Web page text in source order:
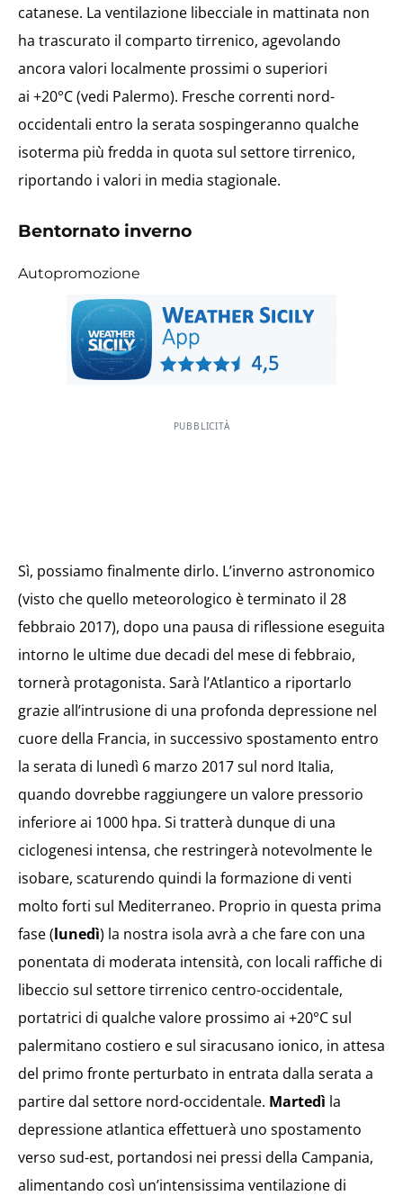
catanese. La ventilazione libecciale in mattinata non
ha trascurato il comparto tirrenico, agevolando
ancora valori localmente prossimi o superiori
ai +20°C (vedi Palermo). Fresche correnti nord-
occidentali entro la serata sospingeranno qualche
isoterma più fredda in quota sul settore tirrenico,
riportando i valori in media stagionale.
Bentornato inverno
Autopromozione
PUBBLICITÀ
Sì, possiamo finalmente dirlo. L’inverno astronomico
(visto che quello meteorologico è terminato il 28
febbraio 2017), dopo una pausa di riflessione eseguita
intorno le ultime due decadi del mese di febbraio,
tornerà protagonista. Sarà l’Atlantico a riportarlo
grazie all’intrusione di una profonda depressione nel
cuore della Francia, in successivo spostamento entro
la serata di lunedì 6 marzo 2017 sul nord Italia,
quando dovrebbe raggiungere un valore pressorio
inferiore ai 1000 hpa. Si tratterà dunque di una
ciclogenesi intensa, che restringerà notevolmente le
isobare, scaturendo quindi la formazione di venti
molto forti sul Mediterraneo. Proprio in questa prima
fase (lunedì) la nostra isola avrà a che fare con una
ponentata di moderata intensità, con locali raffiche di
libeccio sul settore tirrenico centro-occidentale,
portatrici di qualche valore prossimo ai +20°C sul
palermitano costiero e sul siracusano ionico, in attesa
del primo fronte perturbato in entrata dalla serata a
partire dal settore nord-occidentale. Martedì la
depressione atlantica effettuerà uno spostamento
verso sud-est, portandosi nei pressi della Campania,
alimentando così un’intensissima ventilazione di